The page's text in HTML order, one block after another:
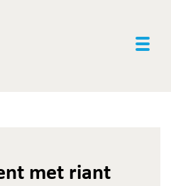
met riant